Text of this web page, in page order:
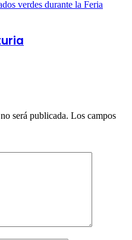
será publicada. Los campos